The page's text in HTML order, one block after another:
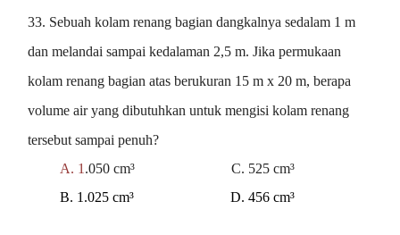
33. Sebuah kolam renang bagian dangkalnya sedalam 1 m
dan melandai sampai kedalaman 2,5 m. Jika permukaan
kolam renang bagian atas berukuran 15 m x 20 m, berapa
volume air yang dibutuhkan untuk mengisi kolam renang
tersebut sampai penuh?
A. 1 .050 cm³ C. 525 cm³
B. 1.025 cm³ D. 456 cm³